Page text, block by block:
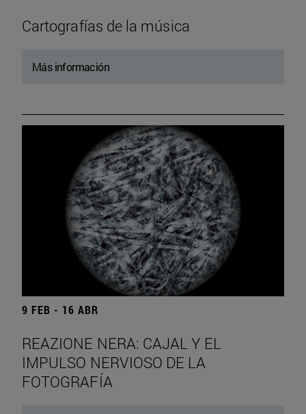
Cartografías de la música
Más información
9 FEB - 16 ABR
REAZIONE NERA: CAJAL Y EL
IMPULSO NERVIOSO DE LA
FOTOGRAFÍA